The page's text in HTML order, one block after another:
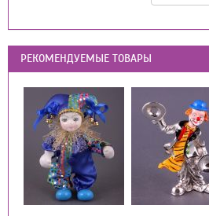
РЕКОМЕНДУЕМЫЕ ТОВАРЫ